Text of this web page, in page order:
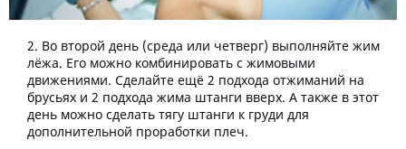
Во второй день (среда или четверг) выполняйте жим
лёжа. Его можно комбинировать с жимовыми
движениями. Сделайте ещё 2 подхода отжиманий на
брусьях и 2 подхода жима штанги вверх. А также в этот
день можно сделать тягу штанги к груди для
дополнительной проработки плеч.